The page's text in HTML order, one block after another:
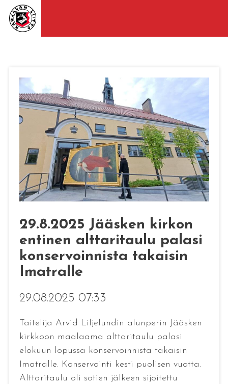
29.8.2025 Jääsken kirkon
entinen alttaritaulu palasi
konservoinnista takaisin
Imatralle
29.08.2025 07:33
Taitelija Arvid Liljelundin alunperin Jääsken
kirkkoon maalaama alttaritaulu palasi
elokuun lopussa konservoinnista takaisin
Imatralle. Konservointi kesti puolisen vuotta.
Alttaritaulu oli sotien jälkeen sijoitettu